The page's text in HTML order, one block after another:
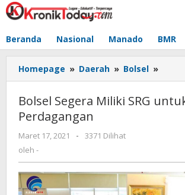
Lewati
ke
Beranda Nasional Manado BMR
Homepage » Daerah » Bolsel »
SRG
Bolsel Segera Miliki SRG
Perdagangan
Maret 17, 2021
oleh
-
3371 Dilihat
oleh -